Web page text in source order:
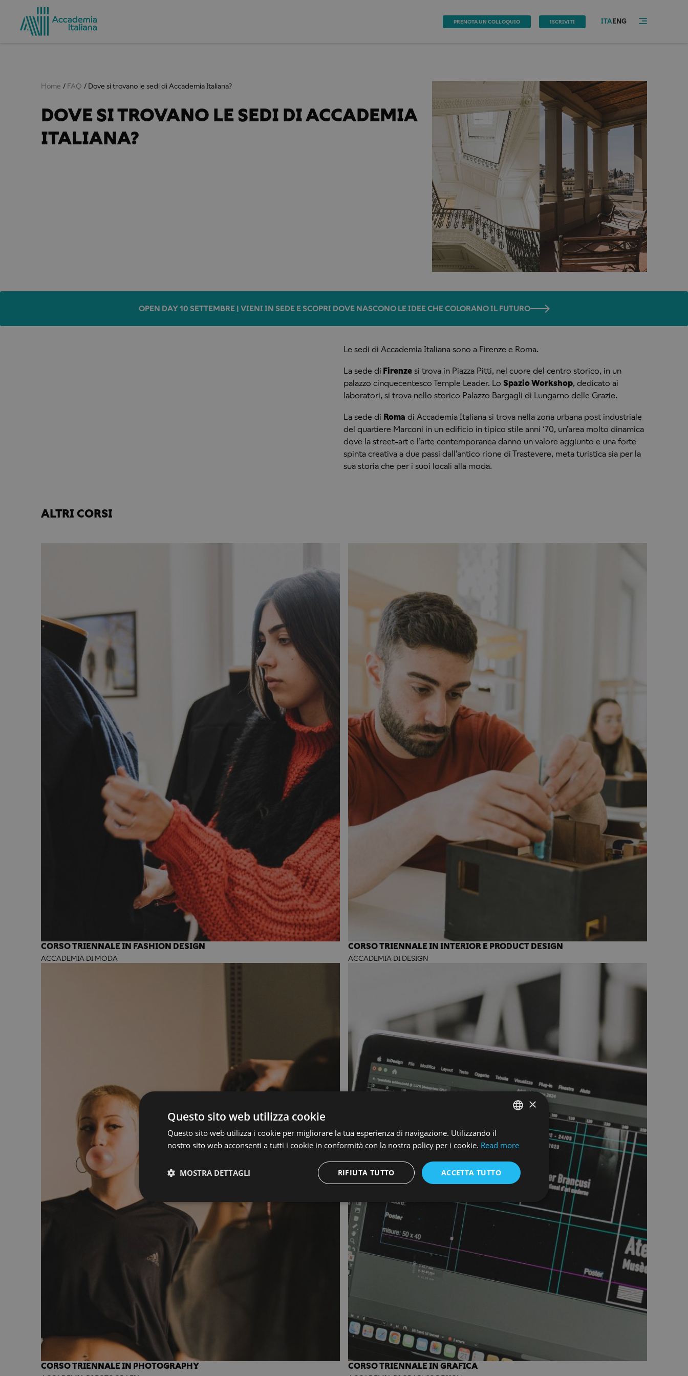
PRENOTA UN COLLOQUIO ISCRIVITI ITA ENG
Home FAQ Dove si trovano le sedi di Accademia Italiana?
DOVE SI TROVANO LE SEDI DI ACCADEMIA
ITALIANA?
OPEN DAY 10 SETTEMBRE | VIENI IN SEDE E SCOPRI DOVE NASCONO LE IDEE CHE COLORANO IL FUTURO
Le sedi di Accademia Italiana sono a Firenze e Roma.
La sede di Firenzesi trova in Piazza Pitti, nel cuore del centro storico, in un
palazzo cinquecentesco Temple Leader. Lo Spazio Workshop, dedicato ai
laboratori, si trova nello storico Palazzo Bargagli di Lungarno delle Grazie.
La sede di Roma di Accademia Italiana si trova nella zona urbana post industriale
del quartiere Marconi in un edificio in tipico stile anni ‘70, un’area molto dinamica
dove la street-art e l’arte contemporanea danno un valore aggiunto e una forte
spinta creativa a due passi dall’antico rione di Trastevere, meta turistica sia per la
sua storia che per i suoi locali alla moda.
ALTRI CORSI
CORSO TRIENNALE IN FASHION DESIGN
ACCADEMIA DI MODA
CORSO TRIENNALE IN INTERIOR E PRODUCT DESIGN
ACCADEMIA DI DESIGN
CORSO TRIENNALE IN PHOTOGRAPHY CORSO TRIENNALE IN GRAFICA
ENGLISH
×
Questo sito web utilizza cookie
Questo sito web utilizza i cookie per migliorare la tua esperienza di navigazione. Utilizzando il
nostro sito web acconsenti a tutti i cookie in conformità con la nostra policy per i cookie. Read more
ACCETTA TUTTO
RIFIUTA TUTTO
MOSTRA DETTAGLI